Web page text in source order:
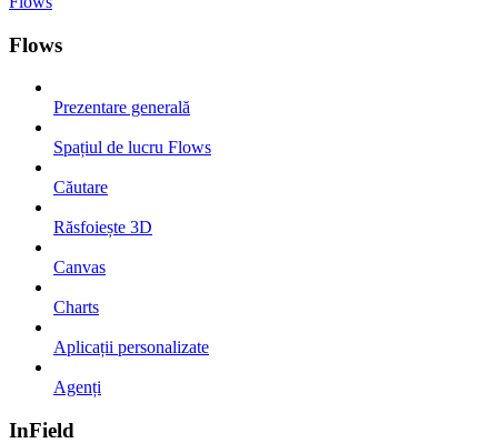
Flows
Prezentare generală
Spațiul de lucru Flows
Căutare
Răsfoiește 3D
Canvas
Charts
Aplicații personalizate
Agenți
InField